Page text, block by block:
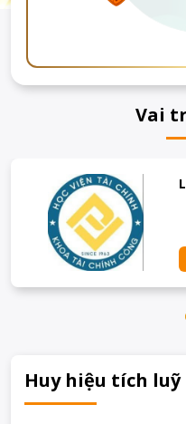
Vai
Huy hiệu tích luỹ